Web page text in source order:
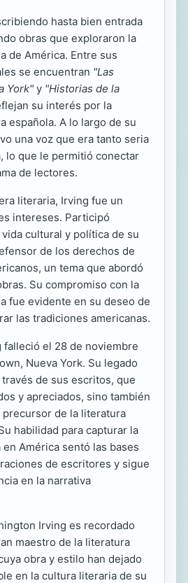
hasta bien entrada
obras que exploraron la
de América. Entre sus
se encuentran "Las
York" y "Historias de la
su interés por la
española. A lo largo de su
una voz que era tanto seria
lo que le permitió conectar
de lectores.
literaria, Irving fue un
intereses. Participó
cultural y política de su
de los derechos de
un tema que abordó
Su compromiso con la
fue evidente en su deseo de
las tradiciones americanas.
falleció el 28 de noviembre
Nueva York. Su legado
de sus escritos, que
y apreciados, sino también
precursor de la literatura
habilidad para capturar la
América sentó las bases
de escritores y sigue
en la narrativa
Irving es recordado
maestro de la literatura
obra y estilo han dejado
en la cultura literaria de su